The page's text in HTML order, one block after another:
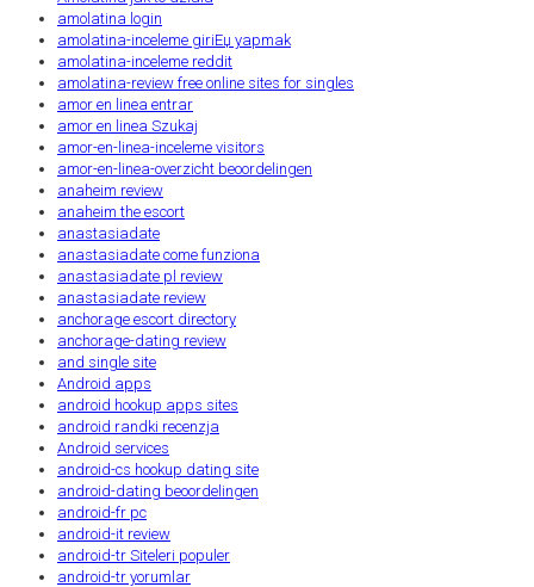
amolatina login
amolatina-inceleme giriЕџ yapmak
amolatina-inceleme reddit
amolatina-review free online sites for singles
amor en linea entrar
amor en linea Szukaj
amor-en-linea-inceleme visitors
amor-en-linea-overzicht beoordelingen
anaheim review
anaheim the escort
anastasiadate
anastasiadate come funziona
anastasiadate pl review
anastasiadate review
anchorage escort directory
anchorage-dating review
and single site
Android apps
android hookup apps sites
android randki recenzja
Android services
android-cs hookup dating site
android-dating beoordelingen
android-fr pc
android-it review
android-tr Siteleri populer
android-tr yorumlar